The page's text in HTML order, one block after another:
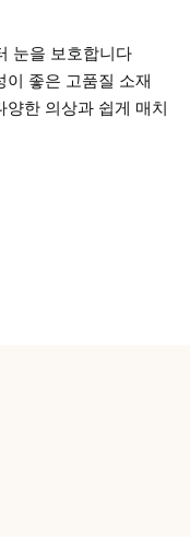
눈을 보호합니다
좋은 고품질 소재
한 의상과 쉽게 매치